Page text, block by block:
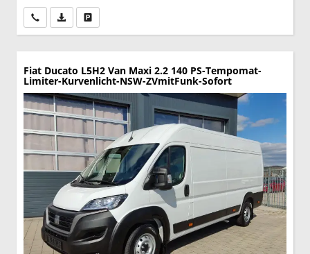
Wir rufen Sie anPDF-Datei, Fahrzeugexposé drucken
Fiat Ducato L5H2 Van Maxi 2.2 140 PS-Tempomat-
Limiter-Kurvenlicht-NSW-ZVmitFunk-Sofort